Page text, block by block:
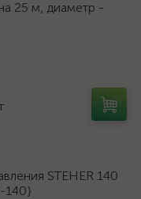
25 м, диаметр -
STEHER 140
140}